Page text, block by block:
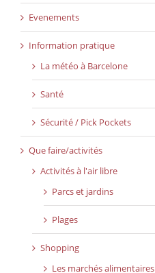
Evenements
Information pratique
La météo à Barcelone
Santé
Sécurité / Pick Pockets
Que faire/activités
Activités à l'air libre
Parcs et jardins
Plages
Shopping
Les marchés alimentaires